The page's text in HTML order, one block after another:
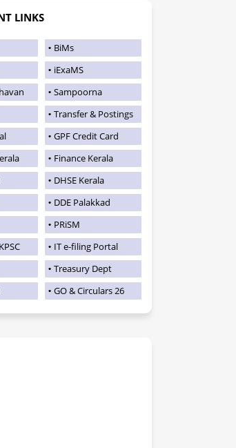
LINKS
BiMs
iExaMS
Sampoorna
Transfer & Postings
GPF Credit Card
Finance Kerala
DHSE Kerala
DDE Palakkad
PRiSM
IT e-filing Portal
Treasury Dept
GO & Circulars 26